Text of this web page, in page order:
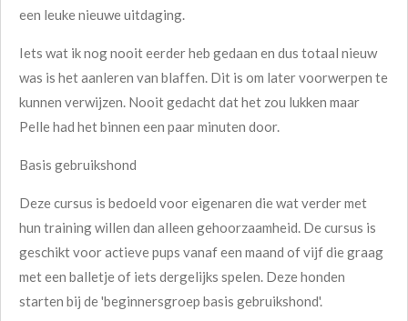
een leuke nieuwe uitdaging.
Iets wat ik nog nooit eerder heb gedaan en dus totaal nieuw
was is het aanleren van blaffen. Dit is om later voorwerpen te
kunnen verwijzen. Nooit gedacht dat het zou lukken maar
Pelle had het binnen een paar minuten door.
Basis gebruikshond
Deze cursus is bedoeld voor eigenaren die wat verder met
hun training willen dan alleen gehoorzaamheid. De cursus is
geschikt voor actieve pups vanaf een maand of vijf die graag
met een balletje of iets dergelijks spelen. Deze honden
starten bij de 'beginnersgroep basis gebruikshond'.